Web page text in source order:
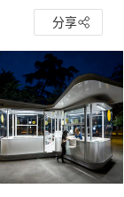
分享